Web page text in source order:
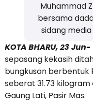
Muhammad
bersama
sidang
KOTA BHARU, 23 Jun-
sepasang kekasih
bungkusan berbentuk
seberat 31.73
Gaung Lati, Pasir Mas.